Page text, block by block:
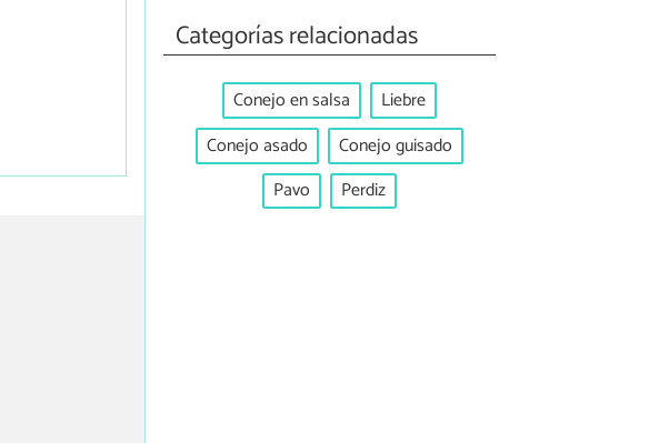
Categorías relacionadas
Conejo en salsa
Liebre
Conejo asado
Conejo guisado
Pavo
Perdiz